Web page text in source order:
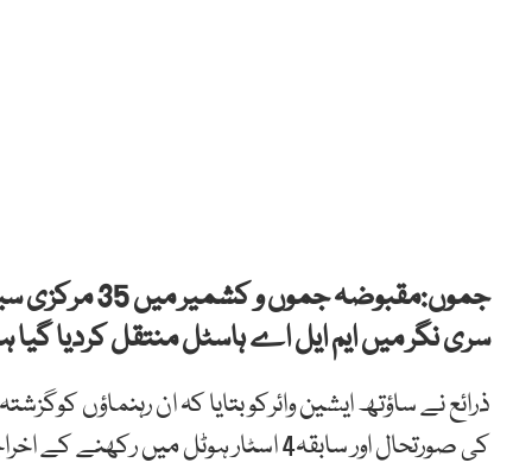
سری نگر میں ایم ایل اے ہاسٹل منتقل کردیا گیا
ذرائع نے ساؤتھ ایشین وائرکو بتایا کہ ان رہنماؤں
کی صورتحال اور سابقہ4 اسٹار ہوٹل میں رکھنے کے اخراجات ہیں۔